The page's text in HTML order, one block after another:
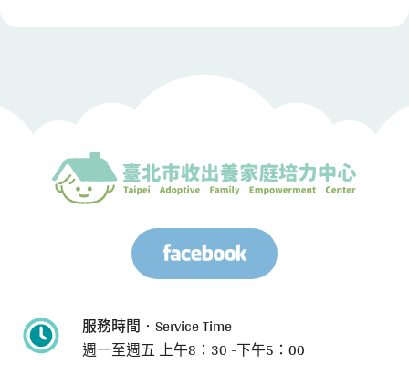
服務時間‧Service Time
週一至週五上午8：30 -下午5：00